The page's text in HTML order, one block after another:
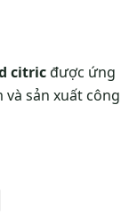
citricđược ứng
sản xuất công